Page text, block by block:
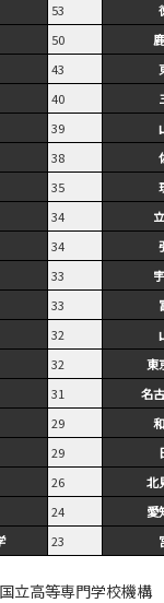
53
50
43
40
39
38
35
34
34
33
33
32
32 東
31 名
29
29
26 北
24 愛
23
立高等専門学校機構